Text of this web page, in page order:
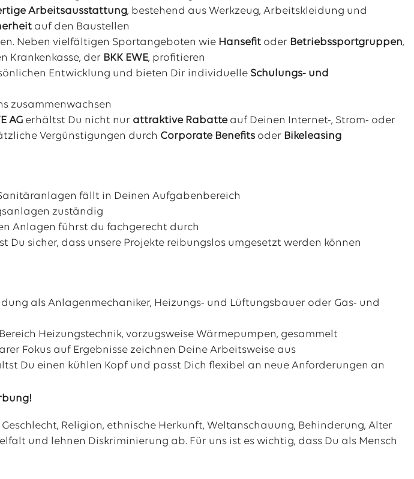
Arbeitsausstattung, bestehend aus Werkzeug, Arbeitskleidung und
auf den Baustellen
Neben vielfältigen Sportangeboten wie Hansefit oder Betriebssportgruppen,
Krankenkasse, der BKK EWE, profitieren
Entwicklung und bieten Dir individuelle Schulungs- und
zusammenwachsen
AG erhältst Du nicht nur attraktive Rabatteauf Deinen Internet-, Strom- oder
Vergünstigungen durch Corporate Benefits oder Bikeleasing
fällt in Deinen Aufgabenbereich
zuständig
Anlagen führst du fachgerecht durch
Du sicher, dass unsere Projekte reibungslos umgesetzt werden können
als Anlagenmechaniker, Heizungs- und Lüftungsbauer oder Gas- und
Heizungstechnik, vorzugsweise Wärmepumpen, gesammelt
Fokus auf Ergebnisse zeichnen Deine Arbeitsweise aus
Du einen kühlen Kopf und passt Dich flexibel an neue Anforderungen an
Religion, ethnische Herkunft, Weltanschauung, Behinderung, Alter
und lehnen Diskriminierung ab. Für uns ist es wichtig, dass Du als Mensch